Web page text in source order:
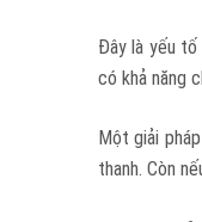
Đây là yếu tố
có khả năng
Một giải
thanh. Còn